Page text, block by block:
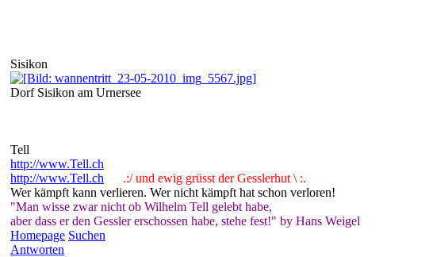
Sisikon
Dorf Sisikon am Urnersee
Tell
http://www.Tell.ch
http://www.Tell.ch
.:/ und ewig grüsst der Gesslerhut \ :.
Wer kämpft kann verlieren. Wer nicht kämpft hat schon verloren!
"Man wisse zwar nicht ob Wilhelm Tell gelebt habe,
aber dass er den Gessler erschossen habe, stehe fest!" by Hans Weigel
Homepage Suchen
Antworten